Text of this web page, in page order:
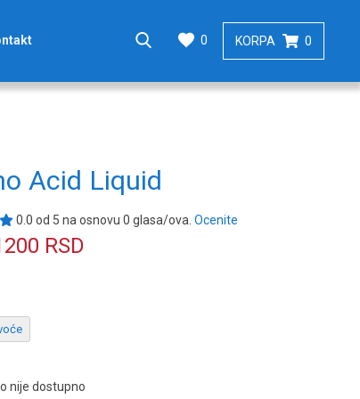
0 KORPA 0
Acid Liquid
0.0 od 5 na osnovu 0 glasa/ova. Ocenite
RSD
nije dostupno